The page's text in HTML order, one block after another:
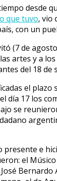
desde
que tuvo, vio
con un
(7 de
artes y a
del 18 de
el plazo
día 17 los
se
presente e
el
Bernardo